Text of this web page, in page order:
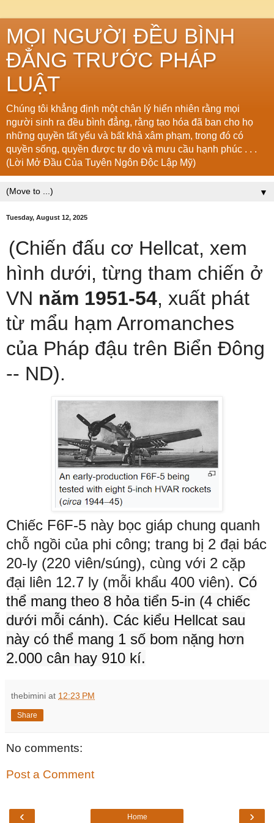
MỌI NGƯỜI ĐỀU BÌNH
ĐẲNG TRƯỚC PHÁP
LUẬT
Chúng tôi khẳng định một chân lý hiển nhiên rằng mọi
người sinh ra đều bình đẳng, rằng tạo hóa đã ban cho họ
những quyền tất yếu và bất khả xâm phạm, trong đó có
quyền sống, quyền được tự do và mưu cầu hạnh phúc . . .
(Lời Mở Đầu Của Tuyên Ngôn Độc Lập Mỹ)
▼
Tuesday, August 12, 2025
(Chiến đấu cơ Hellcat, xem
hình dưới, từng tham chiến ở
VN năm 1951-54, xuất phát
từ mẩu hạm Arromanches
của Pháp đậu trên Biển Đông
-- ND).
Chiếc F6F-5 này bọc giáp chung quanh
chỗ ngồi của phi công; trang bị 2 đại bác
20-ly (220 viên/súng), cùng với 2 cặp
đại liên 12.7 ly (mỗi khẩu 400 viên). Có
thể mang theo 8 hỏa tiển 5-in (4 chiếc
dưới mỗi cánh). Các kiểu Hellcat sau
này có thể mang 1 số bom nặng hơn
2.000 cân hay 910 kí.
thebimini at 12:23 PM
Share
No comments:
Post a Comment
‹ ›
Home